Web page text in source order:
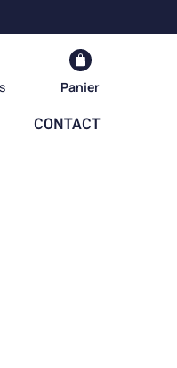
CONTACT
Panier